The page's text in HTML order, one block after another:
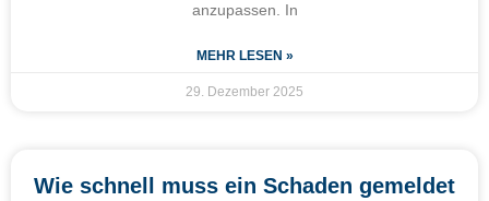
anzupassen. In
MEHR LESEN »
29. Dezember 2025
Wie schnell muss ein Schaden gemeldet